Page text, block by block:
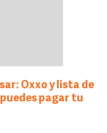
Oxxo y lista de
pagar tu